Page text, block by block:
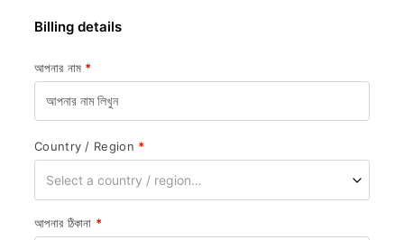
Billing details
আপনার নাম *
Country / Region *
Select a country / region…
আপনার ঠিকানা *